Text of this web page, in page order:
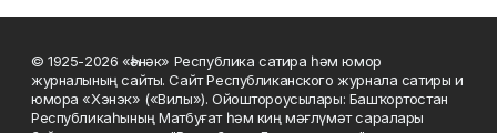
© 1925-2026 «Һәнәк» Республика сатира һәм юмор
журналының сайты. Сайт Республиканского журнала сатиры и
юмора «Хэнэк» («Вилы»). Ойоштороусылары: Башҡортостан
Республикаһының Матбуғат һәм киң мәғлүмәт саралары